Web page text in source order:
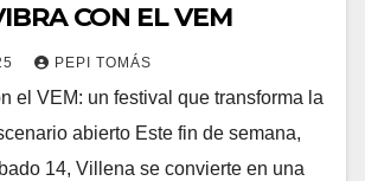
CON EL VEM
PEPI TOMÁS
el VEM: un festival que transforma la
abierto Este fin de semana,
14, Villena se convierte en una